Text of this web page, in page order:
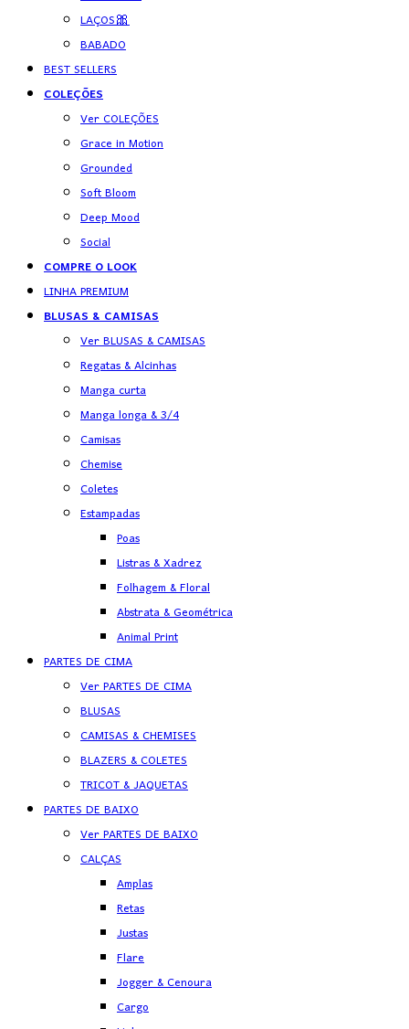
LAÇOS🎀
BABADO
BEST SELLERS
COLEÇÕES
Ver COLEÇÕES
Grace in Motion
Grounded
Soft Bloom
Deep Mood
Social
COMPRE O LOOK
LINHA PREMIUM
BLUSAS & CAMISAS
Ver BLUSAS & CAMISAS
Regatas & Alcinhas
Manga curta
Manga longa & 3/4
Camisas
Chemise
Coletes
Estampadas
Poas
Listras & Xadrez
Folhagem & Floral
Abstrata & Geométrica
Animal Print
PARTES DE CIMA
Ver PARTES DE CIMA
BLUSAS
CAMISAS & CHEMISES
BLAZERS & COLETES
TRICOT & JAQUETAS
PARTES DE BAIXO
Ver PARTES DE BAIXO
CALÇAS
Amplas
Retas
Justas
Flare
Jogger & Cenoura
Cargo